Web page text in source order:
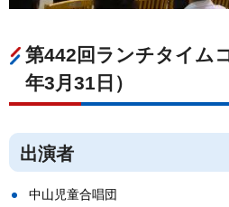
第442回ランチタイム
年3月31日）
出演者
中山児童合唱団